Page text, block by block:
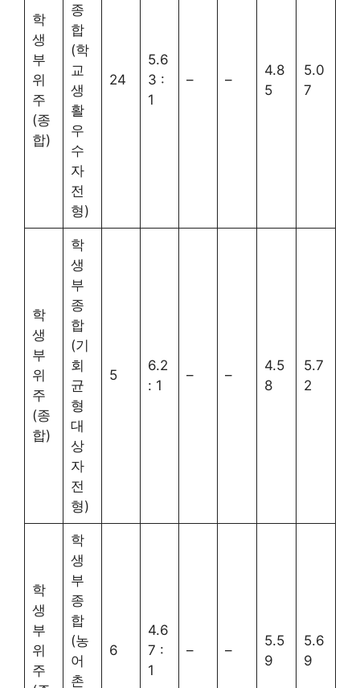
학
생
부
위
주
(종
합)
종
합
(학
교
생
활
우
수
자
전
형)
24
5.6
3 :
1
– –
4.8
5
5.0
7
학
생
부
위
주
(종
합)
학
생
부
종
합
(기
회
균
형
대
상
자
전
형)
5
6.2
: 1
– –
4.5
8
5.7
2
학
생
부
위
주
학
생
부
종
합
(농
어
촌
6
4.6
7 :
1
– –
5.5
9
5.6
9